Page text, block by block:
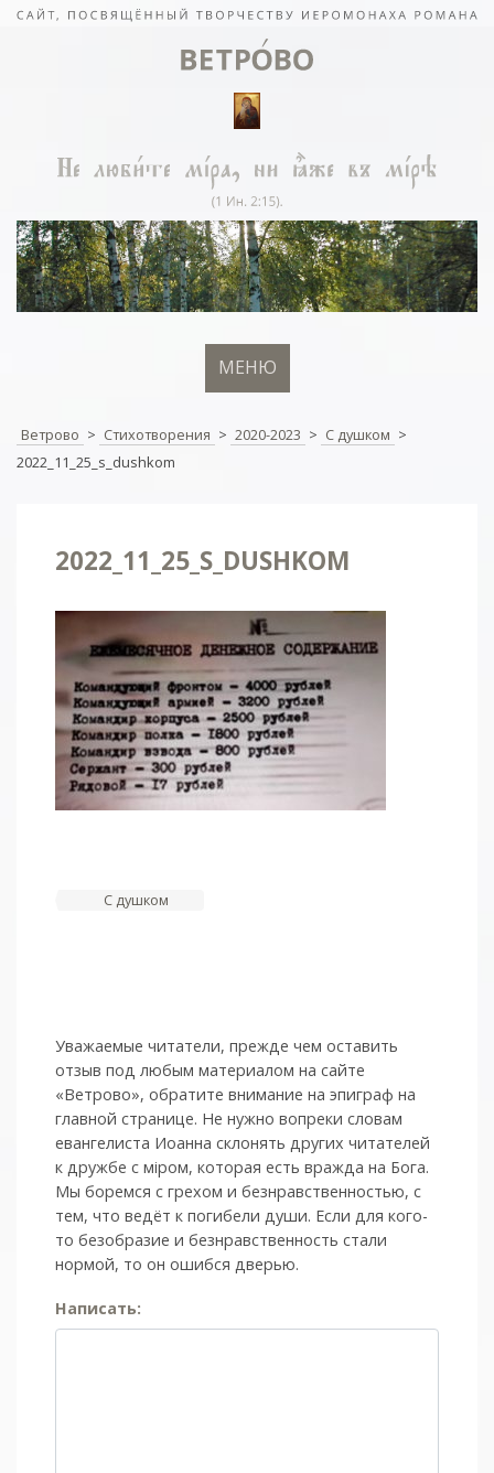
МЕНЮ
Ветрово > Стихотворения > 2020-2023 > С душком >
2022_11_25_s_dushkom
2022_11_25_S_DUSHKOM
Навигация
С душком
Уважаемые читатели, прежде чем оставить
отзыв под любым материалом на сайте
«Ветрово», обратите внимание на эпиграф на
главной странице. Не нужно вопреки словам
евангелиста Иоанна склонять других читателей
к дружбе с мiром, которая есть вражда на Бога.
Мы боремся с грехом и без­нрав­ствен­ностью, с
тем, что ведёт к погибели души. Если для кого-
то безобразие и безнравственность стали
нормой, то он ошибся дверью.
Написать: